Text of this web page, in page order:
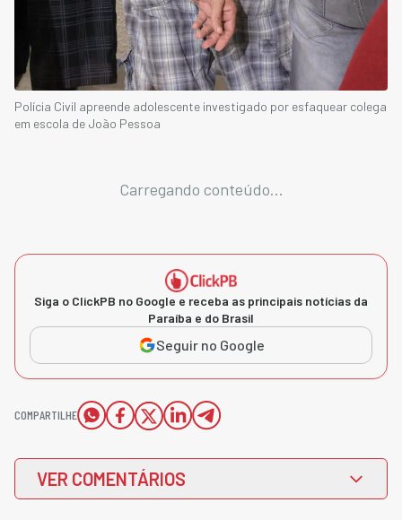
Polícia Civil apreende adolescente investigado por esfaquear colega
em escola de João Pessoa
Carregando conteúdo...
Siga o ClickPB no Google e receba as principais notícias da
Paraíba e do Brasil
Seguir no Google
COMPARTILHE
VER COMENTÁRIOS